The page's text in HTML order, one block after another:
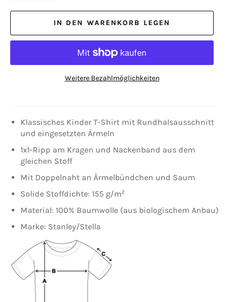
IN DEN WARENKORB LEGEN
Weitere Bezahlmöglichkeiten
Klassisches Kinder T-Shirt mit Rundhalsausschnitt
und eingesetzten Ärmeln
1x1-Ripp am Kragen und Nackenband aus dem
gleichen Stoff
Mit Doppelnaht an Ärmelbündchen und Saum
Solide Stoffdichte: 155 g/m²
Material: 100% Baumwolle (aus biologischem Anbau)
Marke: Stanley/Stella